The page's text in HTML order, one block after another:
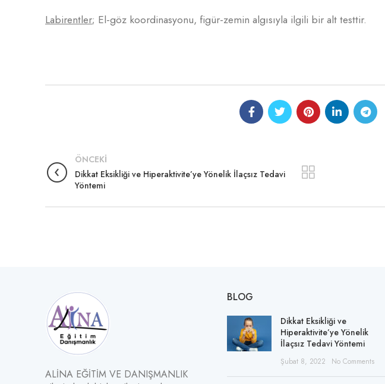
Labirentler; El-göz koordinasyonu, figür-zemin algısıyla ilgili bir alt testtir.
ÖNCEKI
Dikkat Eksikliği ve Hiperaktivite’ye Yönelik İlaçsız Tedavi
Yöntemi
ALİNA EĞİTİM VE DANIŞMANLIK
BLOG
Dikkat Eksikliği ve
Hiperaktivite’ye Yönelik
İlaçsız Tedavi Yöntemi
Şubat 8, 2022 No Comments